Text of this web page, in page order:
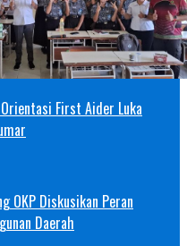
First Aider Luka
OKP Diskusikan Peran
Daerah